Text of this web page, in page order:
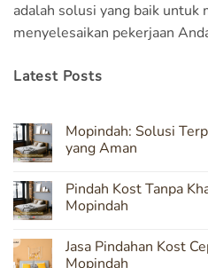
adalah solusi yang baik untuk
menyelesaikan pekerjaan
Latest Posts
Mopindah: Solusi
yang Aman
on
Mopindah:
Solusi
Pindahan
Kost
Pindah Kost Tanpa
Mopindah
on
Pindah
Jasa Pindahan Kost
Mopindah